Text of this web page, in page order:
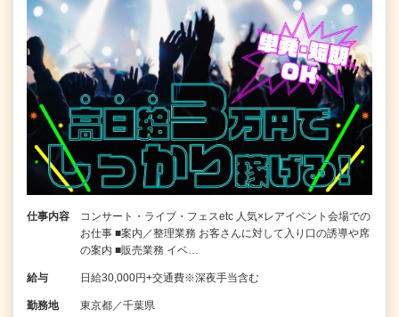
仕事内容
コンサート・ライブ・フェスetc 人気×レアイベント会場での
お仕事 ■案内／整理業務 お客さんに対して入り口の誘導や席
の案内 ■販売業務 イベ…
給与 日給30,000円+交通費※深夜手当含む
勤務地 東京都／千葉県